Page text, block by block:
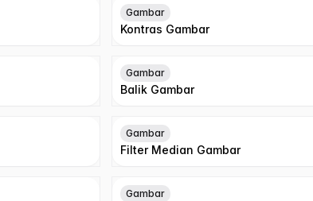
Gambar
Kontras Gambar
Gambar
Balik Gambar
Gambar
Filter Median Gambar
Gambar